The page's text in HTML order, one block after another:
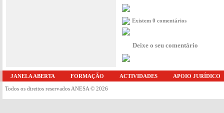
Existem 0 comentários
Deixe o seu comentário
JANELA ABERTA FORMAÇÃO ACTIVIDADES APOIO JURÍDICO
Todos os direitos reservados ANESA © 2026